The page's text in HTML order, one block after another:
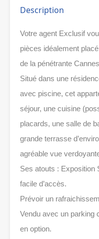
Description
Votre agent Exclusif
pièces idéalement
de la pénétrante
Situé dans une
avec piscine, cet
séjour, une cuisine
placards, une salle de
grande terrasse
agréable vue
Ses atouts : Exposition
facile d’accès.
Prévoir un
Vendu avec un parking
en option.